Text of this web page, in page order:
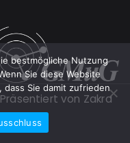
von Zakra
.
bestmögliche Nutzung
Sie diese Website
Sie damit zufrieden